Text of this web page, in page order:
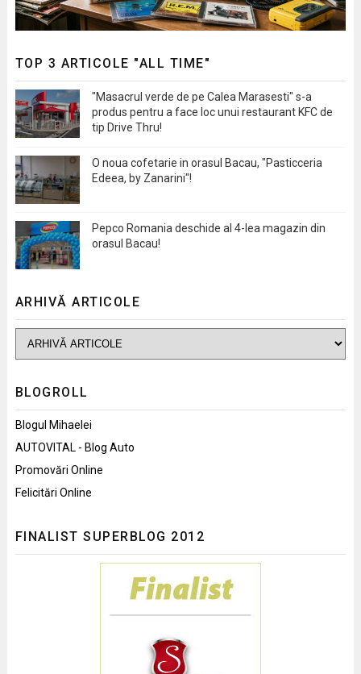
TOP 3 ARTICOLE "ALL TIME"
"Masacrul verde de pe Calea Marasesti" s-a
produs pentru a face loc unui restaurant KFC de
tip Drive Thru!
O noua cofetarie in orasul Bacau, "Pasticceria
Edeea, by Zanarini"!
Pepco Romania deschide al 4-lea magazin din
orasul Bacau!
ARHIVĂ ARTICOLE
BLOGROLL
Blogul Mihaelei
AUTOVITAL - Blog Auto
Promovări Online
Felicitări Online
FINALIST SUPERBLOG 2012